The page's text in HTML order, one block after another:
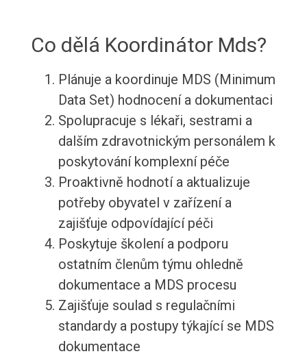
Co dělá Koordinátor Mds?
Plánuje a koordinuje MDS (Minimum
Data Set) hodnocení a dokumentaci
Spolupracuje s lékaři, sestrami a
dalším zdravotnickým personálem k
poskytování komplexní péče
Proaktivně hodnotí a aktualizuje
potřeby obyvatel v zařízení a
zajišťuje odpovídající péči
Poskytuje školení a podporu
ostatním členům týmu ohledně
dokumentace a MDS procesu
Zajišťuje soulad s regulačními
standardy a postupy týkající se MDS
dokumentace